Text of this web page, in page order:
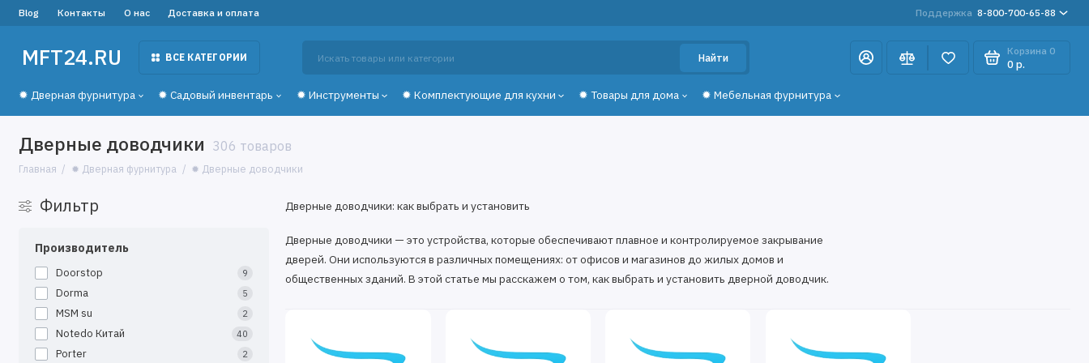
Blog Контакты О нас Доставка и оплата Поддержка 8-800-700-65-88
MFT24.RU ВСЕ КАТЕГОРИИ Найти
Корзина 0
0 р.
✹ Дверная фурнитура ✹ Садовый инвентарь ✹ Инструменты ✹ Комплектующие для кухни ✹ Товары для дома ✹ Мебельная фурнитура
Дверные доводчики 306 товаров
Главная ✹ Дверная фурнитура ✹ Дверные доводчики
Фильтр
Производитель
Doorstop 9
Dorma 5
MSM su 2
Notedo Китай 40
Porter 2
Дверные доводчики: как выбрать и установить
Дверные доводчики — это устройства, которые обеспечивают плавное и контролируемое закрывание
дверей. Они используются в различных помещениях: от офисов и магазинов до жилых домов и
общественных зданий. В этой статье мы расскажем о том, как выбрать и установить дверной доводчик.
При выборе дверного доводчика необходимо учитывать несколько факторов: